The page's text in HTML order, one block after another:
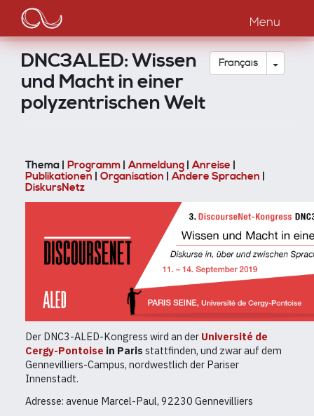
contenu
principal
Main
navigation
Menu
Français Toggle
DNC3ALED: Wissen
und Macht in einer
polyzentrischen Welt
Thema | Programm |Anmeldung |Anreise
Publikationen
Organisation |Andere Sprachen
DiskursNetz
Der DNC3-ALED-Kongress wird an der Université de
Cergy-Pontoise in Paris stattfinden, und zwarauf dem
Gennevilliers-Campus, nordwestlich der Pariser
Innenstadt.
Adresse: avenue Marcel-Paul, 92230 Gennevilliers